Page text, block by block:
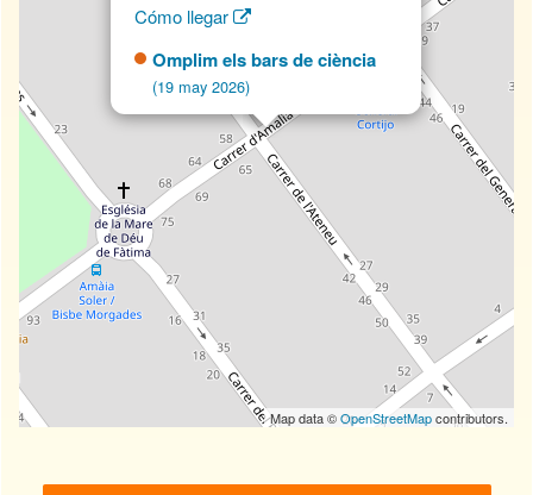
Cómo llegar
Omplim els bars de ciència
(19 may 2026)
Map data ©OpenStreetMapcontributors.